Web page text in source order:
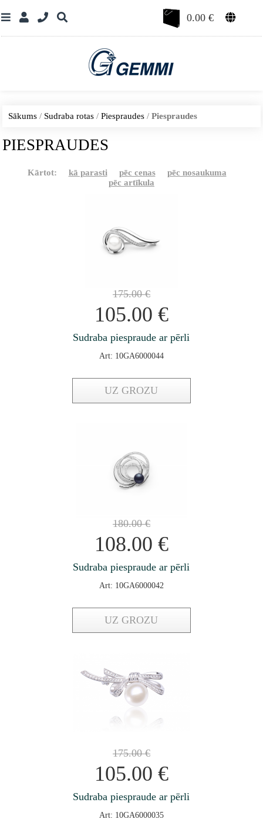
0.00€
Sākums / Sudraba rotas /Piespraudes /Piespraudes
PIESPRAUDES
Kārtot: kā parasti pēc cenas
pēc nosaukuma
pēc artīkula
175.00€
105.00 €
Sudraba piespraude ar pērli
Art: 10GA6000044
UZ GROZU
180.00€
108.00 €
Sudraba piespraude ar pērli
Art: 10GA6000042
UZ GROZU
175.00€
105.00 €
Sudraba piespraude ar pērli
Art: 10GA6000035